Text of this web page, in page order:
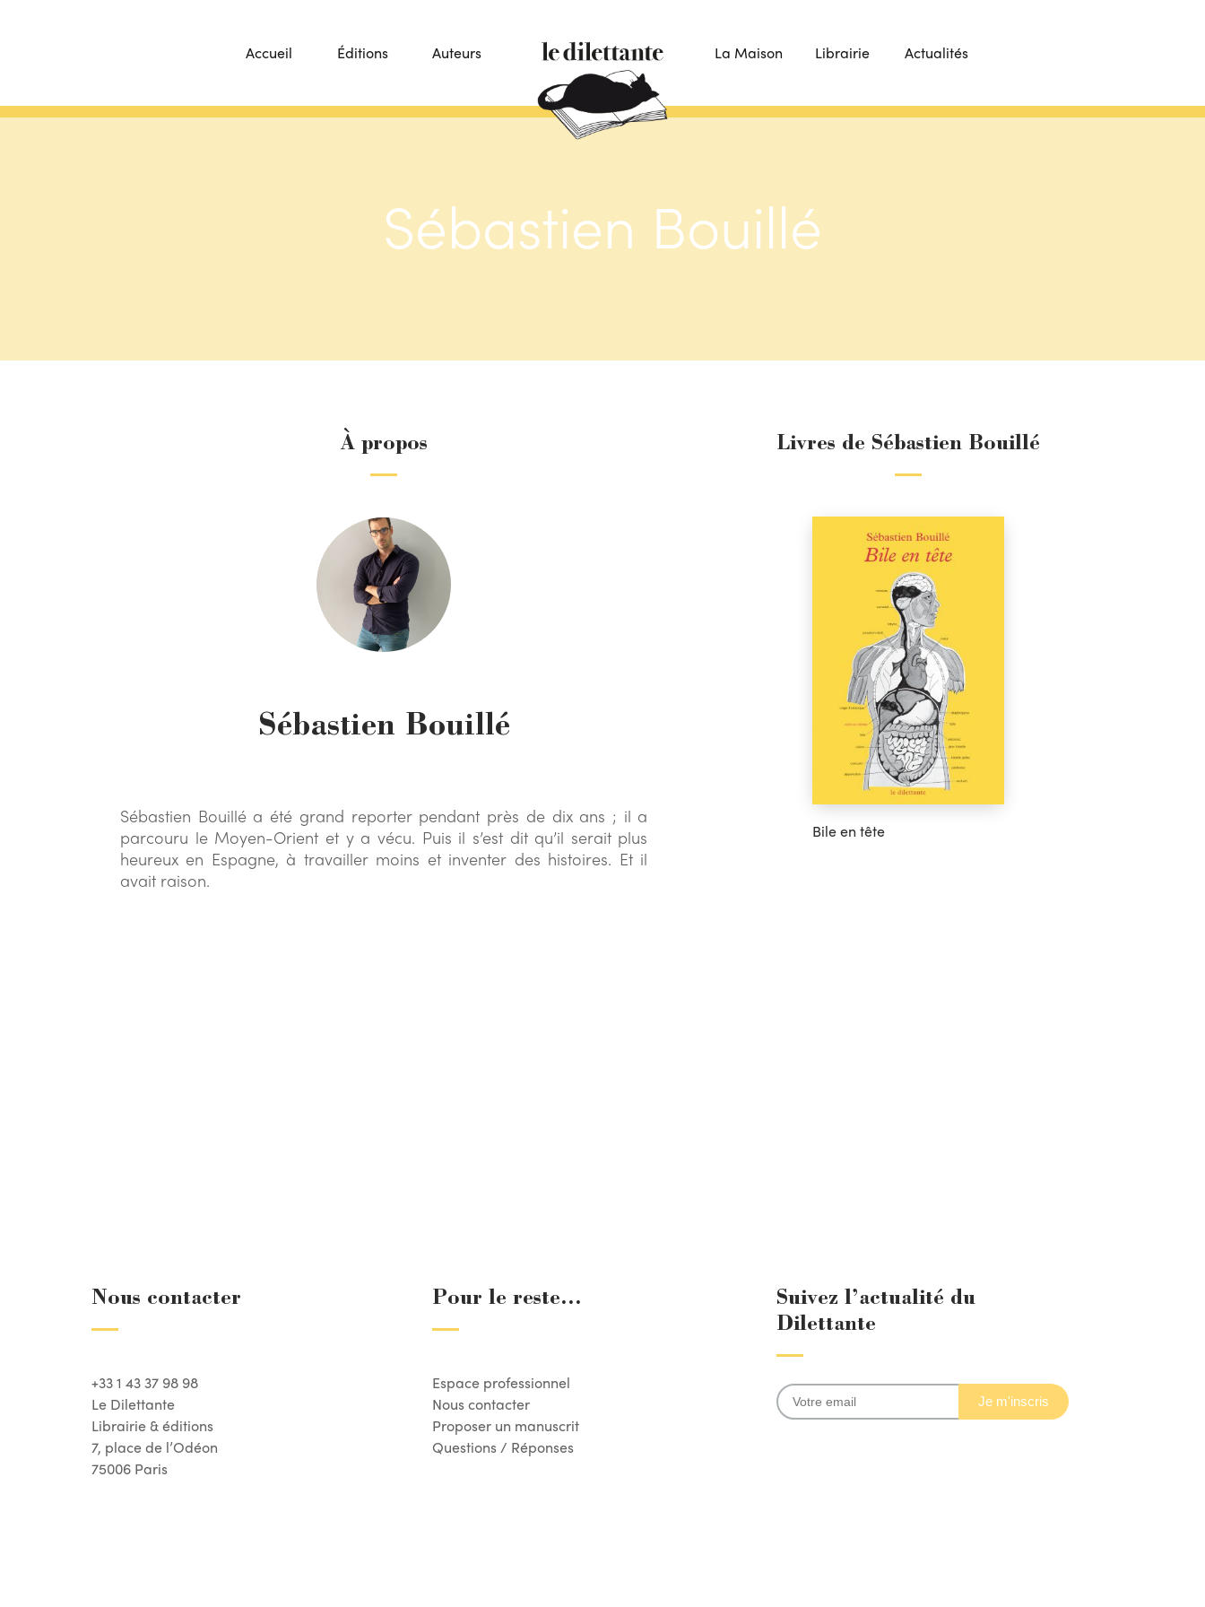
Accueil Éditions Auteurs La Maison Librairie Actualités
Sébastien Bouillé
À propos
Sébastien Bouillé
Sébastien Bouillé a été grand reporter pendant près de dix ans ; il a
parcouru le Moyen-Orient et y a vécu. Puis il s’est dit qu’il serait plus
heureux en Espagne, à travailler moins et inventer des histoires. Et il
avait raison.
Livres de Sébastien Bouillé
Bile en tête
Nous contacter
+33 1 43 37 98 98
Le Dilettante
Librairie & éditions
7, place de l’Odéon
75006 Paris
Pour le reste...
Espace professionnel
Nous contacter
Proposer un manuscrit
Questions / Réponses
Suivez l’actualité du
Dilettante